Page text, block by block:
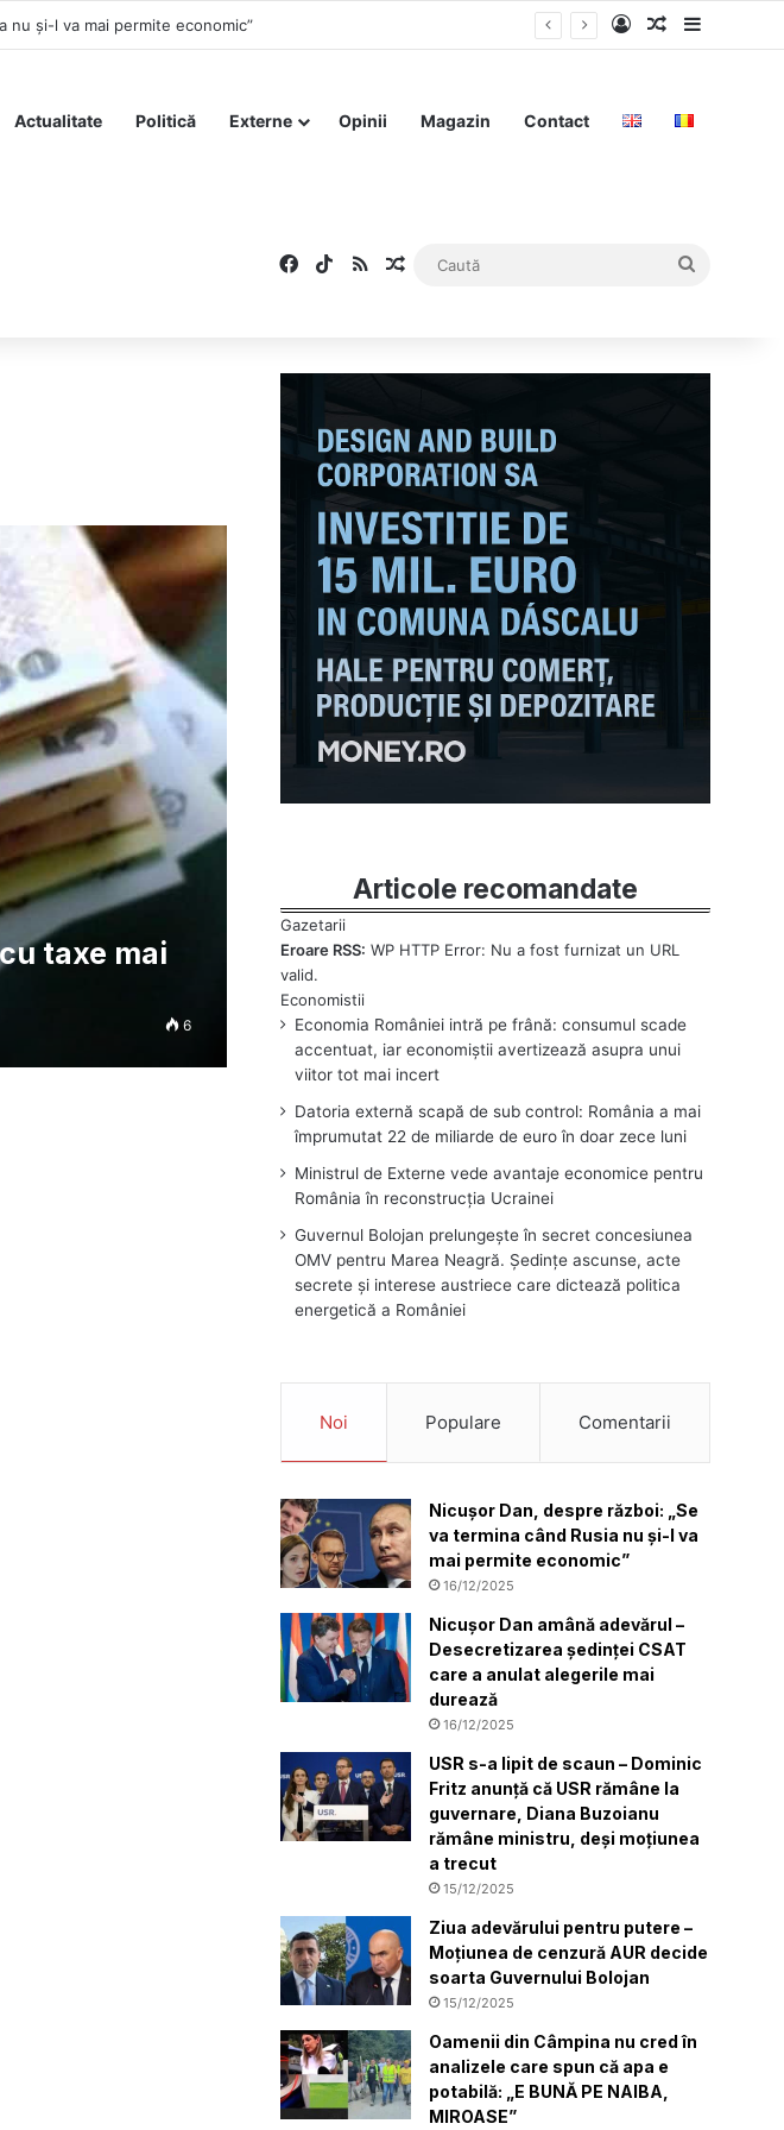
nu și-l va mai permite economic” Log InArticolSidebar
Actualitate Politică Externe Opinii Magazin Contact
Facebook
TikTok
RSSArticol aleatoriu
taxe mai
6
Articole recomandate
Eroare RSS: WP HTTP Error: Nu a fost furnizat un URL
valid.
Economia României intră pe frână: consumul scade
accentuat, iar economiștii avertizează asupra unui
viitor tot mai incert
Datoria externă scapă de sub control: România a mai
împrumutat 22 de miliarde de euro în doar zece luni
Ministrul de Externe vede avantaje economice pentru
România în reconstrucția Ucrainei
Guvernul Bolojan prelungește în secret concesiunea
OMV pentru Marea Neagră. Ședințe ascunse, acte
secrete și interese austriece care dictează politica
energetică a României
Noi Populare Comentarii
Nicușor Dan, despre război: „Se
va termina când Rusia nu și-l va
mai permite economic”
16/12/2025
Nicușor Dan amână adevărul –
Desecretizarea ședinței CSAT
care a anulat alegerile mai
durează
16/12/2025
USR s-a lipit de scaun – Dominic
Fritz anunță că USR rămâne la
guvernare, Diana Buzoianu
rămâne ministru, deși moțiunea
a trecut
15/12/2025
Ziua adevărului pentru putere –
Moțiunea de cenzură AUR decide
soarta Guvernului Bolojan
15/12/2025
Oamenii din Câmpina nu cred în
analizele care spun că apa e
potabilă: „E BUNĂ PE NAIBA,
MIROASE”